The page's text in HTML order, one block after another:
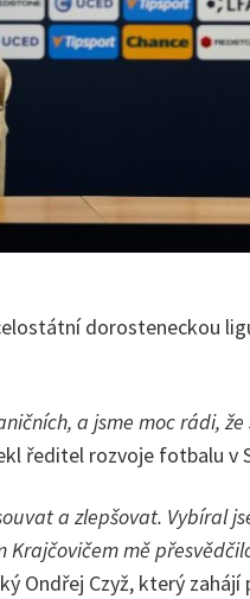
dorosteneckou
a jsme moc rádi,
ředitel rozvoje fotbalu v
a zlepšovat. Vybíral
mě
Ondřej Czyž, který zahájí